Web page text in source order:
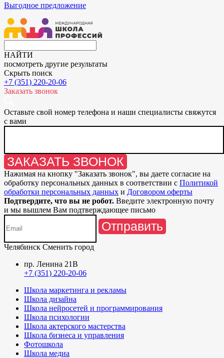
Выгодное предложение
НАЙТИ
посмотреть другие результаты
Скрыть поиск
+7 (351) 220-20-06
Заказать звонок
Оставьте свой номер телефона и наши специалисты свяжутся
с вами
ЗАКАЗАТЬ ЗВОНОК
Нажимая на кнопку "Заказать звонок", вы даете согласие на
обработку персональных данных в соответствии с Политикой
обработки персональных данных и Договором оферты
Подтвердите, что вы не робот. Введите электронную почту
и мы вышлем Вам подтверждающее письмо
Отправить
Челябинск Сменить город
пр. Ленина 21В
+7 (351) 220-20-06
Школа маркетинга и рекламы
Школа дизайна
Школа нейросетей и программирования
Школа психологии
Школа актерского мастерства
Школа бизнеса и управления
Фотошкола
Школа медиа